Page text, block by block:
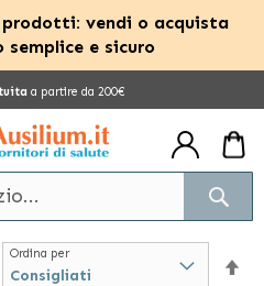
vendi o acquista
semplice e sicuro
a partire da 200€
Ordina per